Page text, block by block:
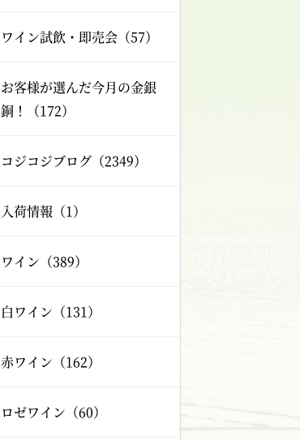
ワイン試飲・即売会（57）
お客様が選んだ今月の金銀
銅！（172）
コジコジブログ（2349）
入荷情報（1）
ワイン（389）
白ワイン（131）
赤ワイン（162）
ロゼワイン（60）